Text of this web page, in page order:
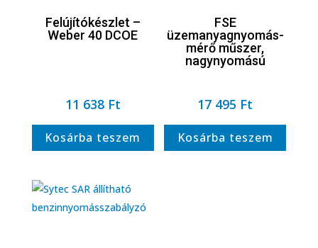
Felújítókészlet –
Weber 40 DCOE
11 638 Ft
Kosárba teszem
FSE
üzemanyagnyomás-
mérő műszer,
nagynyomású
17 495 Ft
Kosárba teszem